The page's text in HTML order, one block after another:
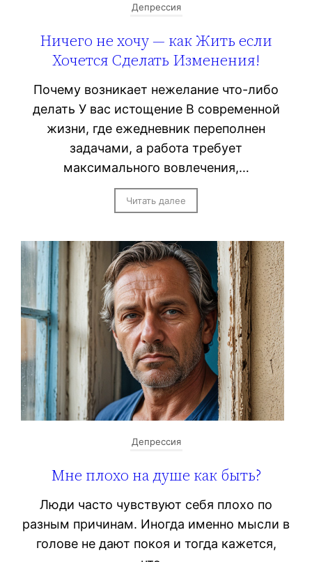
Депрессия
Ничего не хочу — как Жить если
Хочется Сделать Изменения!
Почему возникает нежелание что-либо
делать У вас истощение В современной
жизни, где ежедневник переполнен
задачами, а работа требует
максимального вовлечения,…
Читать далее
Депрессия
Мне плохо на душе как быть?
Люди часто чувствуют себя плохо по
разным причинам. Иногда именно мысли в
голове не дают покоя и тогда кажется,